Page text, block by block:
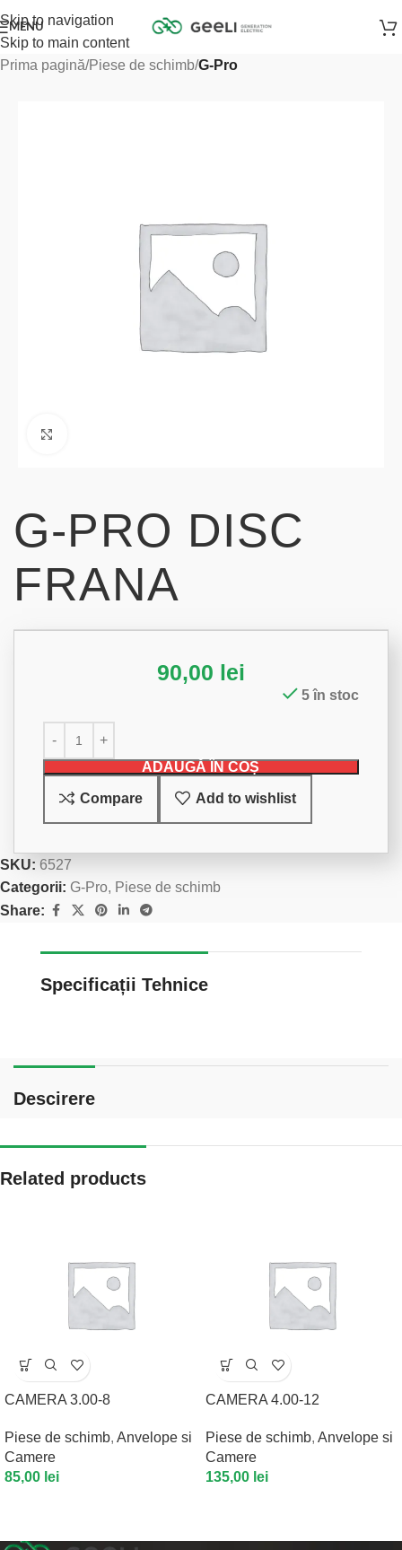
Skip to navigation
Skip to main content
MENU
Prima pagină Piese de schimb G-Pro
G-PRO DISC
FRANA
90,00 lei
5 în stoc
ADAUGĂ ÎN COȘ
Compare Add to wishlist
SKU: 6527
Categorii: G-Pro, Piese de schimb
Share:
Specificații Tehnice
Descirere
Related products
CAMERA 3.00-8
Piese de schimb, Anvelope si
Camere
85,00 lei
CAMERA 4.00-12
Piese de schimb, Anvelope si
Camere
135,00 lei